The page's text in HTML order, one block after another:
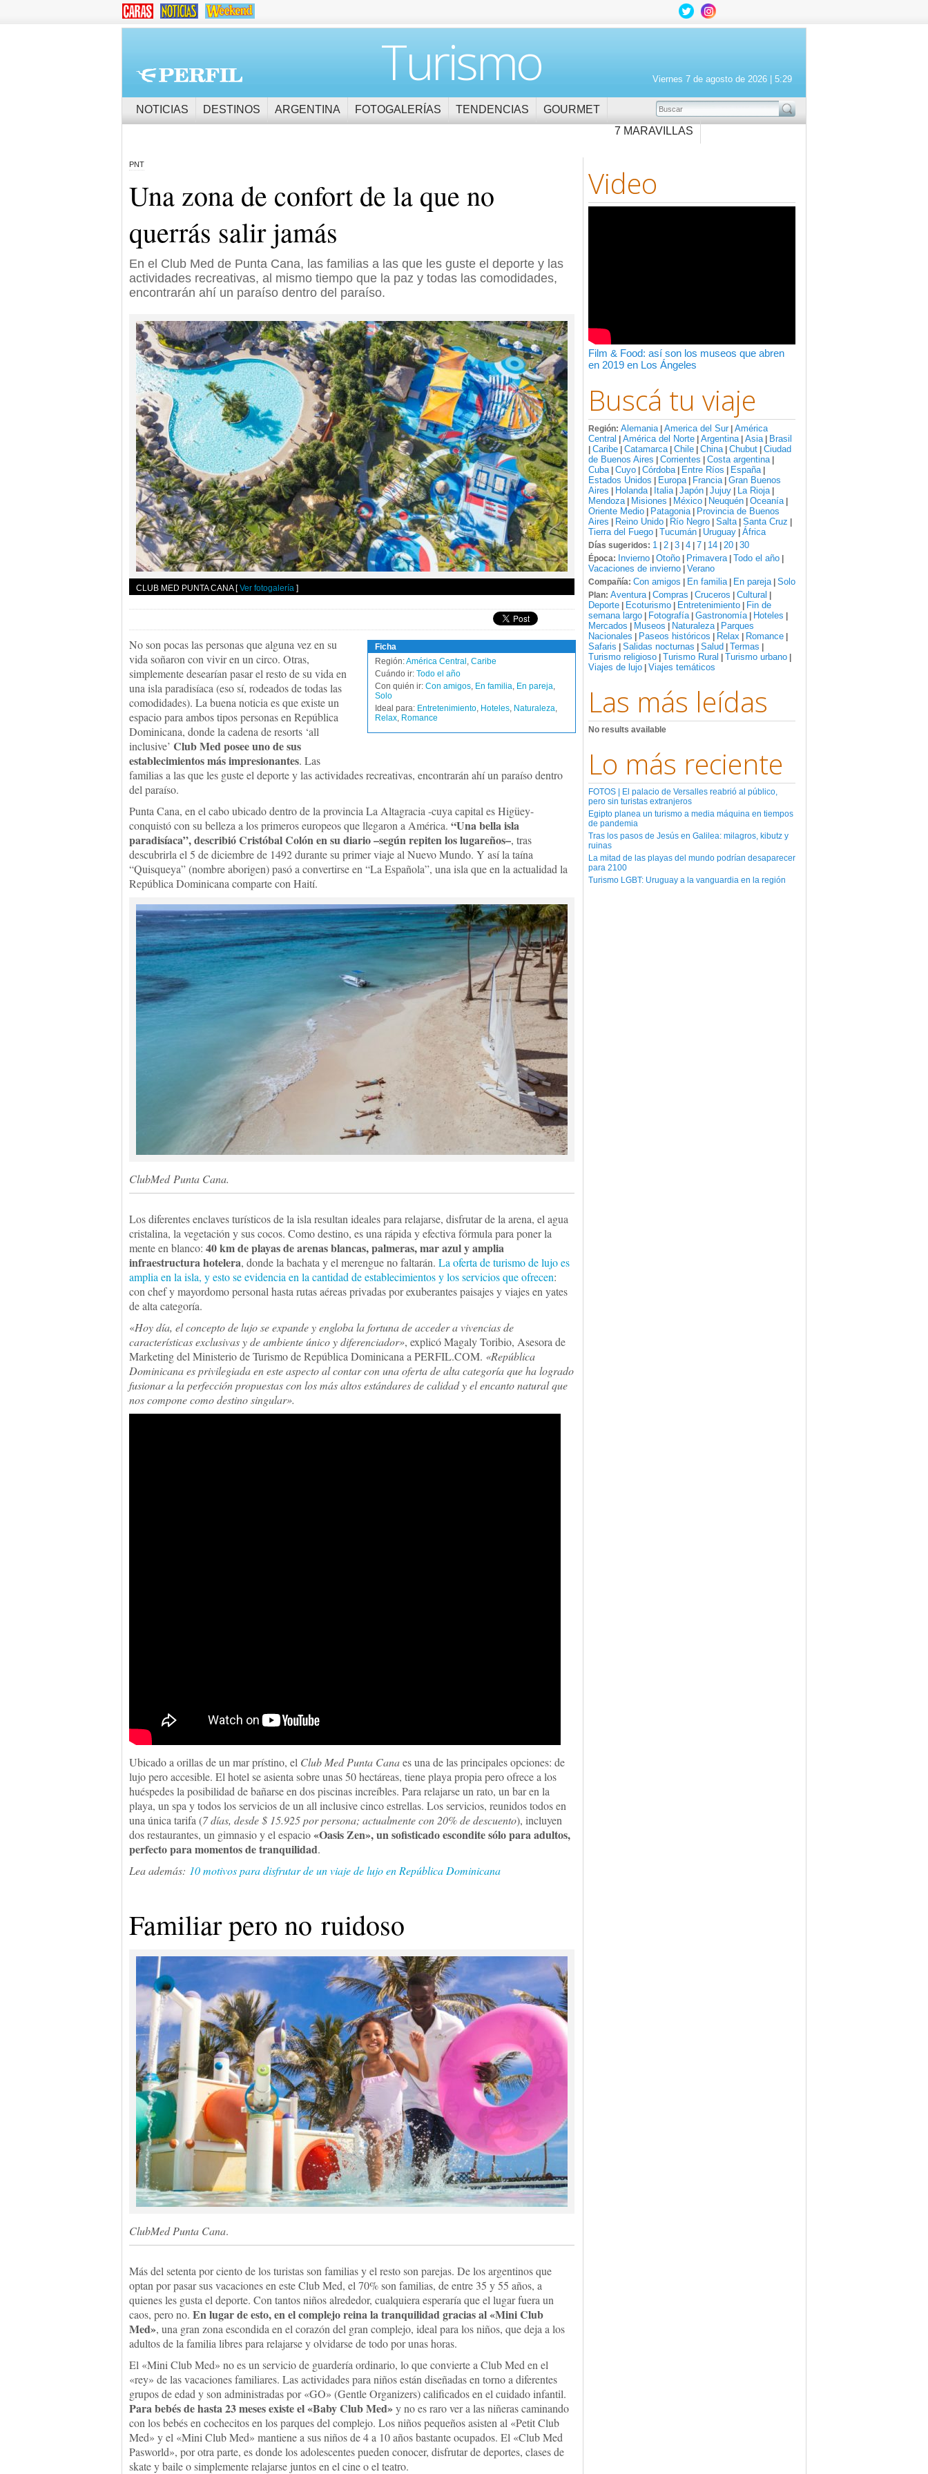
Viernes 7 de agosto de 2026 | 5:29
Turismo
BUSCAR
NOTICIAS DESTINOS ARGENTINA FOTOGALERÍAS TENDENCIAS
GOURMET
7 MARAVILLAS
Video
Film & Food: así son los museos que abren
en 2019 en Los Ángeles
Buscá tu viaje
Región: Alemania| America del Sur| América
Central
América del Norte Argentina| Asia| Brasil
Caribe Catamarca| Chile China| Chubut Ciudad
de Buenos Aires
Corrientes Costa argentina|
Cuba| Cuyo Córdoba| Entre Ríos España|
Estados Unidos Europa| Francia| Gran Buenos
Aires
Holanda| Italia| Japón Jujuy La Rioja|
Mendoza| Misiones México Neuquén Oceanía|
Oriente Medio Patagonia|
Provincia de Buenos
Aires
Reino Unido Río Negro Salta| Santa Cruz
Tierra del Fuego Tucumán Uruguay África
Días sugeridos: 1 2 3 4 7 14 20 30
Época: Invierno Otoño Primavera| Todo el año
Vacaciones de invierno Verano
Compañía: Con amigos En familia| En pareja| Solo
Plan: Aventura| Compras Cruceros Cultural
Deporte Ecoturismo Entretenimiento
Fin de
semana largo
Fotografía| Gastronomía| Hoteles
Mercados Museos Naturaleza|
Parques
Nacionales
Paseos históricos Relax Romance
Safaris Salidas nocturnas Salud Termas
Turismo religioso Turismo Rural Turismo urbano
Viajes de lujo Viajes temáticos
Las más leídas
No results available
Lo más reciente
FOTOS | El palacio de Versalles reabrió al público,
pero sin turistas extranjeros
Egipto planea un turismo a media máquina en tiempos
de pandemia
Tras los pasos de Jesús en Galilea: milagros, kibutz y
ruinas
La mitad de las playas del mundo podrían desaparecer
para 2100
Turismo LGBT: Uruguay a la vanguardia en la región
PNT
Una zona de confort de la que no
querrás salir jamás
En el Club Med de Punta Cana, las familias a las que les guste el deporte y las
actividades recreativas, al mismo tiempo que la paz y todas las comodidades,
encontrarán ahí un paraíso dentro del paraíso.
CLUB MED PUNTA CANA [Ver fotogalería ]
Ficha
Región:América Central , Caribe
Cuándo ir: Todo el año
Con quién ir: Con amigos, En familia, En pareja,
Solo
Ideal para: Entretenimiento, Hoteles, Naturaleza,
Relax, Romance
No son pocas las personas que alguna vez en su
vida soñaron con vivir en un circo. Otras,
simplemente desearían pasar el resto de su vida en
una isla paradisíaca (eso sí, rodeados de todas las
comodidades). La buena noticia es que existe un
espacio para ambos tipos personas en República
Dominicana, donde la cadena de resorts ‘all
inclusive’ Club Med posee uno de sus
establecimientos más impresionantes. Las
familias a las que les guste el deporte y las actividades recreativas, encontrarán ahí un paraíso dentro
del paraíso.
Punta Cana, en el cabo ubicado dentro de la provincia La Altagracia -cuya capital es Higüey-
conquistó con su belleza a los primeros europeos que llegaron a América. “Una bella isla
paradisíaca”, describió Cristóbal Colón en su diario –según repiten los lugareños–, tras
descubrirla el 5 de diciembre de 1492 durante su primer viaje al Nuevo Mundo. Y así la taína
“Quisqueya” (nombre aborigen) pasó a convertirse en “La Española”, una isla que en la actualidad la
República Dominicana comparte con Haití.
ClubMed Punta Cana.
Los diferentes enclaves turísticos de la isla resultan ideales para relajarse, disfrutar de la arena, el agua
cristalina, la vegetación y sus cocos. Como destino, es una rápida y efectiva fórmula para poner la
mente en blanco: 40 km de playas de arenas blancas, palmeras, mar azul y amplia
infraestructura hotelera, donde la bachata y el merengue no faltarán. La oferta de turismo de lujo es
amplia en la isla, y esto se evidencia en la cantidad de establecimientos y los servicios que ofrecen:
con chef y mayordomo personal hasta rutas aéreas privadas por exuberantes paisajes y viajes en yates
de alta categoría.
«Hoy día, el concepto de lujo se expande y engloba la fortuna de acceder a vivencias de
características exclusivas y de ambiente único y diferenciador», explicó Magaly Toribio, Asesora de
Marketing del Ministerio de Turismo de República Dominicana a PERFIL.COM. «República
Dominicana es privilegiada en este aspecto al contar con una oferta de alta categoría que ha logrado
fusionar a la perfección propuestas con los más altos estándares de calidad y el encanto natural que
nos compone como destino singular».
Ubicado a orillas de un mar prístino, el Club Med Punta Canaes una de las principales opciones: de
lujo pero accesible. El hotel se asienta sobre unas 50 hectáreas, tiene playa propia pero ofrece a los
huéspedes la posibilidad de bañarse en dos piscinas increíbles. Para relajarse un rato, un bar en la
playa, un spa y todos los servicios de un all inclusive cinco estrellas. Los servicios, reunidos todos en
una única tarifa (7 días, desde $ 15.925 por persona; actualmente con 20% de descuento), incluyen
dos restaurantes, un gimnasio y el espacio«Oasis Zen», un sofisticado escondite sólo para adultos,
perfecto para momentos de tranquilidad.
Lea además: 10 motivos para disfrutar de un viaje de lujo en República Dominicana
Familiar pero no ruidoso
ClubMed Punta Cana.
Más del setenta por ciento de los turistas son familias y el resto son parejas. De los argentinos que
optan por pasar sus vacaciones en este Club Med, el 70% son familias, de entre 35 y 55 años, a
quienes les gusta el deporte. Con tantos niños alrededor, cualquiera esperaría que el lugar fuera un
caos, pero no. En lugar de esto, en el complejo reina la tranquilidad gracias al «Mini Club
Med», una gran zona escondida en el corazón del gran complejo, ideal para los niños, que deja a los
adultos de la familia libres para relajarse y olvidarse de todo por unas horas.
El «Mini Club Med» no es un servicio de guardería ordinario, lo que convierte a Club Med en el
«rey» de las vacaciones familiares. Las actividades para niños están diseñadas en torno a diferentes
grupos de edad y son administradas por «GO» (Gentle Organizers) calificados en el cuidado infantil.
Para bebés de hasta 23 meses existe el «Baby Club Med»y no es raro ver a las niñeras caminando
con los bebés en cochecitos en los parques del complejo. Los niños pequeños asisten al «Petit Club
Med» y el «Mini Club Med» mantiene a sus niños de 4 a 10 años bastante ocupados. El «Club Med
Pasworld», por otra parte, es donde los adolescentes pueden conocer, disfrutar de deportes, clases de
skate y baile o simplemente relajarse juntos en el cine o el teatro.